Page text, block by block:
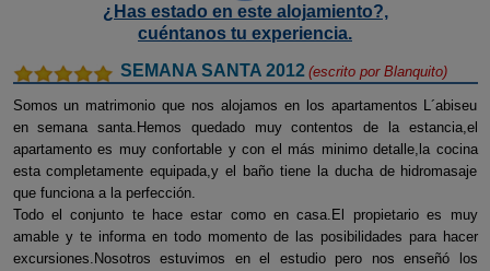
¿Has estado en este alojamiento?,
cuéntanos tu experiencia.
SEMANA SANTA 2012 (escrito por Blanquito)
Somos un matrimonio que nos alojamos en los apartamentos L´abiseu
en semana santa.Hemos quedado muy contentos de la estancia,el
apartamento es muy confortable y con el más minimo detalle,la cocina
esta completamente equipada,y el baño tiene la ducha de hidromasaje
que funciona a la perfección.
Todo el conjunto te hace estar como en casa.El propietario es muy
amable y te informa en todo momento de las posibilidades para hacer
excursiones.Nosotros estuvimos en el estudio pero nos enseñó los